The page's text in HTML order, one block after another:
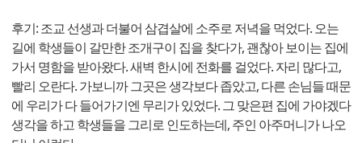
후기: 조교 선생과 더불어 삼겹살에 소주로 저녁을 먹었다. 오는
길에 학생들이 갈만한 조개구이 집을 찾다가, 괜찮아 보이는 집에
가서 명함을 받아왔다. 새벽 한시에 전화를 걸었다. 자리 많다고,
빨리 오란다. 가보니까 그곳은 생각보다 좁았고, 다른 손님들 때문
에 우리가 다 들어가기엔 무리가 있었다. 그 맞은편 집에 가야겠다
생각을 하고 학생들을 그리로 인도하는데, 주인 아주머니가 나오